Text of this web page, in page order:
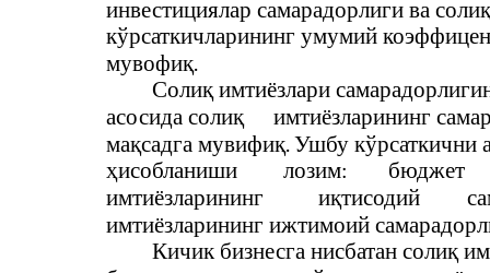
инвестициялар самарадорлиги ва
кўрсаткичларининг умумий
мувофиқ.
Солиқ имтиёзлари
асосида солиқ
имтиёзларининг
мақсадга мувифиқ. Ушбу кўрсаткични
ҳисобланиши
лозим:
бюджет
имтиёзларининг
иқтисодий
имтиёзларининг ижтимоий
Кичик бизнесга нисбатан солиқ